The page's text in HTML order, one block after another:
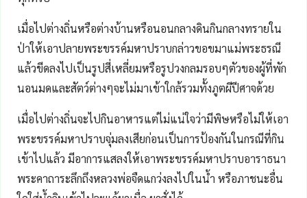
เมื่อไปต่างถิ่นหรือต่างบ้านหรือนอนกลางดินกินกลางทรายใน
ป่าให้เอาปลายพระขรรค์มหาปราบกล่าวขอขมาแม่พระธรณี
แล้วขีดลงไปเป็นรูปสี่เหลี่ยมหรือรูปวงกลมรอบๆตัวของผู้ที่พัก
นอนมดและสัตว์ต่างๆจะไม่มาเข้าใกล้รวมทั้งภูตผีปีศาจด้วย
เมื่อไปต่างถิ่นจะไปกินอาหารแต่ไม่แน่ใจว่ามีพิษหรือไม่ให้เอา
พระขรรค์มหาปราบจุ่มลงเสียก่อนเป็นการป้องกันในกรณีที่กิน
เข้าไปแล้ว มีอาการแสลงให้เอาพระขรรค์มหาปราบอาราธนา
พระคาถาระลึกถึงหลวงพ่อจืดแกว่งลงไปในน้ำ หรือภาชนะอื่น